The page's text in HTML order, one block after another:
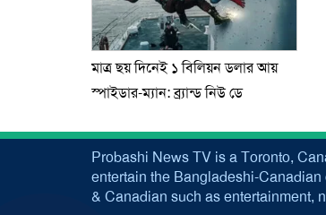
মাত্র ছয় দিনেই ১ বিলিয়ন ডলার আয়
স্পাইডার-ম্যান: ব্র্যান্ড নিউ ডে
Probashi News TV is a Toronto,
entertain the Bangladeshi-
& Canadian such as entertainment,